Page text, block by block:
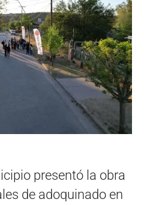
presentó la obra
de adoquinado en